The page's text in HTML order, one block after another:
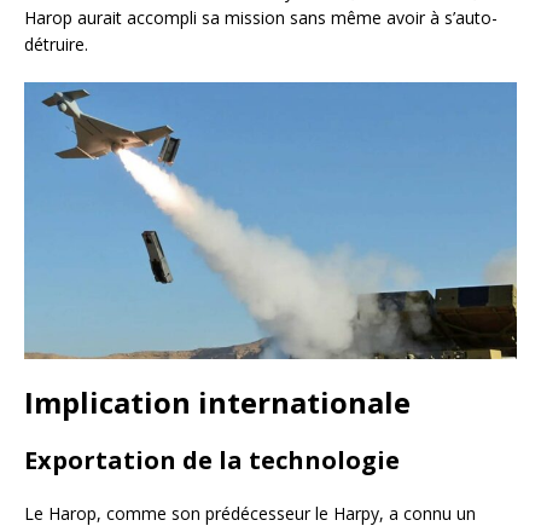
Harop aurait accompli sa mission sans même avoir à s’auto-
détruire.
Implication internationale
Exportation de la technologie
Le Harop, comme son prédécesseur le Harpy, a connu un